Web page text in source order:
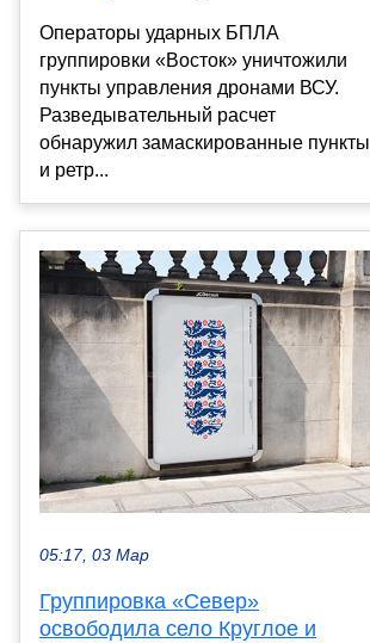
Операторы ударных БПЛА
группировки «Восток» уничтожили
пункты управления дронами ВСУ.
Разведывательный расчет
обнаружил замаскированные пункты
и ретр...
05:17, 03 Мар
Группировка «Север»
освободила село Круглое и